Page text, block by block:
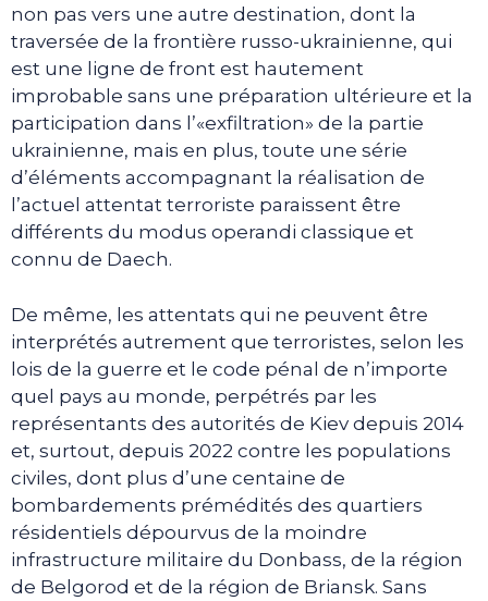
non pas vers une autre destination, dont la
traversée de la frontière russo-ukrainienne, qui
est une ligne de front est hautement
improbable sans une préparation ultérieure et la
participation dans l’«exfiltration» de la partie
ukrainienne, mais en plus, toute une série
d’éléments accompagnant la réalisation de
l’actuel attentat terroriste paraissent être
différents du modus operandi classique et
connu de Daech.
De même, les attentats qui ne peuvent être
interprétés autrement que terroristes, selon les
lois de la guerre et le code pénal de n’importe
quel pays au monde, perpétrés par les
représentants des autorités de Kiev depuis 2014
et, surtout, depuis 2022 contre les populations
civiles, dont plus d’une centaine de
bombardements prémédités des quartiers
résidentiels dépourvus de la moindre
infrastructure militaire du Donbass, de la région
de Belgorod et de la région de Briansk. Sans